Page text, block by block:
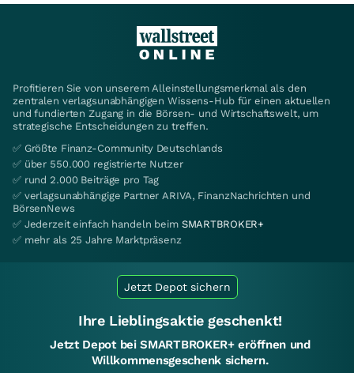
Profitieren Sie von unserem Alleinstellungsmerkmal als den
zentralen verlagsunabhängigen Wissens-Hub für einen aktuellen
und fundierten Zugang in die Börsen- und Wirtschaftswelt, um
strategische Entscheidungen zu treffen.
✅ Größte Finanz-Community Deutschlands
✅ über 550.000 registrierte Nutzer
✅ rund 2.000 Beiträge pro Tag
✅ verlagsunabhängige Partner ARIVA, FinanzNachrichten und
BörsenNews
✅ Jederzeit einfach handeln beim SMARTBROKER+
✅ mehr als 25 Jahre Marktpräsenz
Jetzt Depot sichern
Ihre Lieblingsaktie geschenkt!
Jetzt Depot bei SMARTBROKER+ eröffnen und
Willkommensgeschenk sichern.